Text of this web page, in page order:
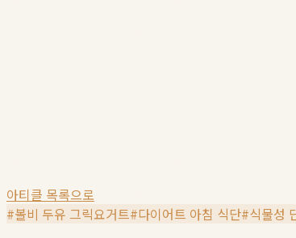
아티클 목록으로
#볼비 두유 그릭요거트#다이어트 아침 식단#식물성